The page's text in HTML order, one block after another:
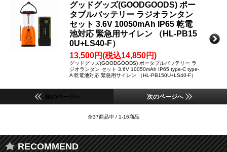
グッドグッズ(GOODGOODS) ポー
タブルバッテリー ラジオランタン
セット 3.6V 10050mAh IP65 乾電
池対応 緊急用サイレン （HL-PB15
0U+LS40-F）
13,500円(税込14,850円)
グッドグッズ(GOODGOODS) ポータブルバッテリー ラ
ジオランタン セット 3.6V 10050mAh IP65 type-C type-
A 乾電池対応 緊急用サイレン （HL-PB150U+LS40-F）
前のページへ 次のページへ
全37商品中 / 1-16商品
RECOMMEND